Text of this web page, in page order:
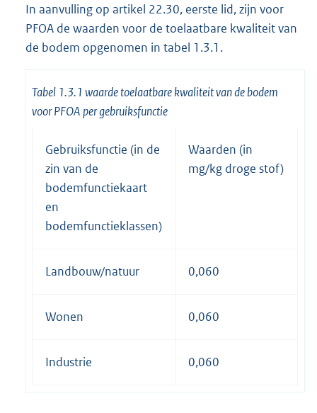
In aanvulling op artikel 22.30, eerste lid, zijn voor
PFOA de waarden voor de toelaatbare kwaliteit van
de bodem opgenomen in tabel 1.3.1.
Tabel 1.3.1 waarde toelaatbare kwaliteit van de bodem
voor PFOA per gebruiksfunctie
Gebruiksfunctie (in de
zin van de
bodemfunctiekaart
en
bodemfunctieklassen)
Waarden (in
mg/kg droge stof)
Landbouw/natuur 0,060
Wonen 0,060
Industrie 0,060